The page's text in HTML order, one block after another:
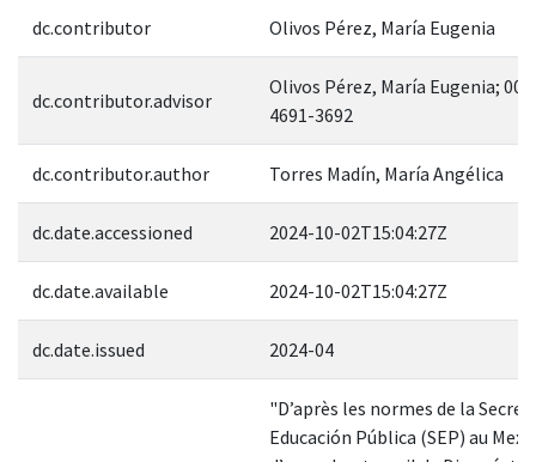
dc.contributor Olivos Pérez, María Eugenia
dc.contributor.advisor
Olivos Pérez, María Eugenia;
4691-3692
dc.contributor.author Torres Madín, María Angélica
dc.date.accessioned 2024-10-02T15:04:27Z
dc.date.available 2024-10-02T15:04:27Z
dc.date.issued 2024-04
"D’après les normes de la
Educación Pública (SEP) au